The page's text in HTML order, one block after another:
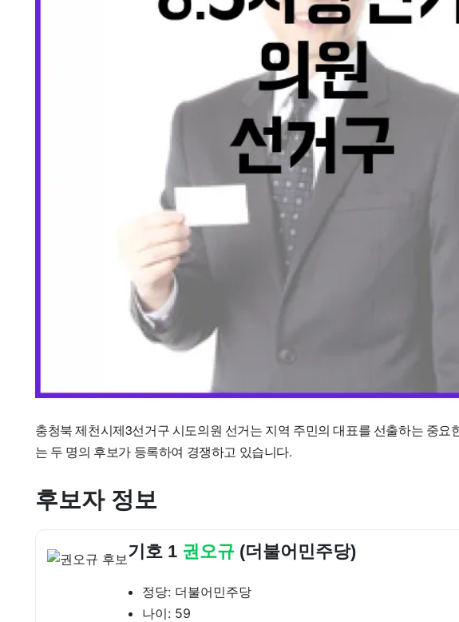
충청북 제천시제3선거구 시도의원 선거는 지역 주민의 대표를 선출하는 중요
는 두 명의 후보가 등록하여 경쟁하고 있습니다.
후보자 정보
기호 1 권오규 (더불어민주당)
정당: 더불어민주당
나이: 59